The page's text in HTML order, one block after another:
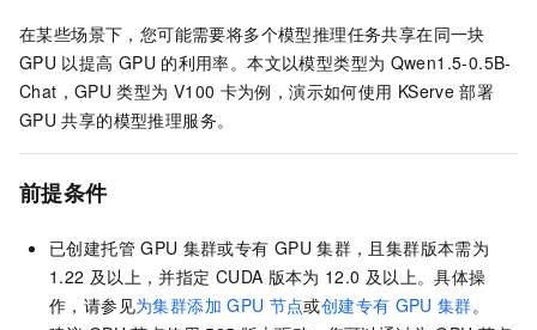
在某些场景下，您可能需要将多个模型推理任务共享在同一块
GPU 以提高 GPU 的利用率。本文以模型类型为 Qwen1.5-0.5B-
Chat，GPU 类型为 V100 卡为例，演示如何使用 KServe 部署
GPU 共享的模型推理服务。
前提条件
已创建托管 GPU 集群或专有 GPU 集群，且集群版本需为
1.22 及以上，并指定 CUDA 版本为 12.0 及以上。具体操
作，请参见为集群添加 GPU 节点或创建专有 GPU 集群。